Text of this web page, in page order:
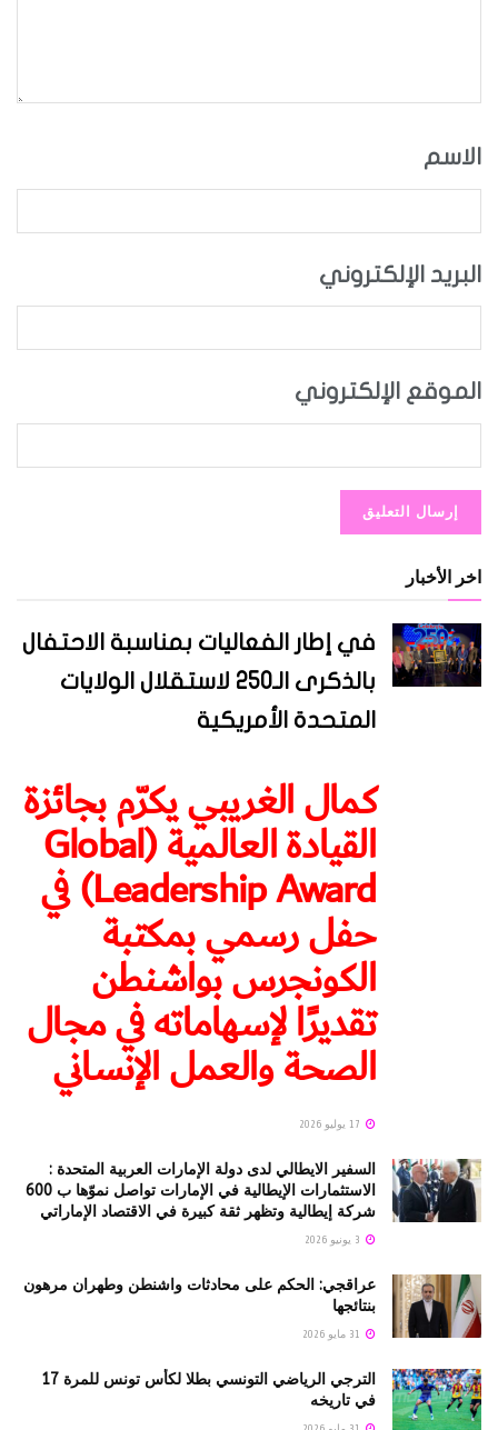
الاسم
البريد الإلكتروني
الموقع الإلكتروني
اخر الأخبار
في إطار الفعاليات بمناسبة الاحتفال
بالذكرى الـ250 لاستقلال الولايات
المتحدة الأمريكية
كمال الغريبي يكرّم بجائزة
القيادة العالمية (Global
Leadership Award) في
حفل رسمي بمكتبة
الكونجرس بواشنطن
تقديرًا لإسهاماته في مجال
الصحة والعمل الإنساني
السفير الايطالي لدى دولة الإمارات العربية المتحدة :
الاستثمارات الإيطالية في الإمارات تواصل نموّها ب 600
شركة إيطالية وتظهر ثقة كبيرة في الاقتصاد الإماراتي
عراقجي: الحكم على محادثات واشنطن وطهران مرهون
بنتائجها
الترجي الرياضي التونسي بطلا لكأس تونس للمرة 17
في تاريخه